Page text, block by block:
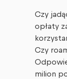
Czy
opłaty
Czy
milion